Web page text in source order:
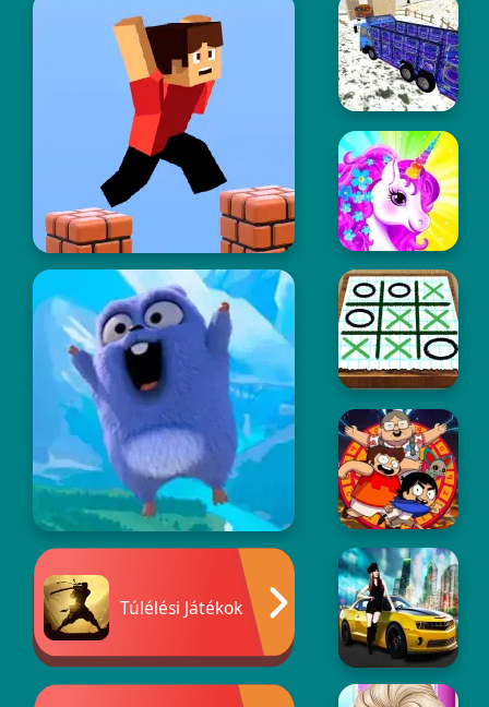
Túlélési Játékok